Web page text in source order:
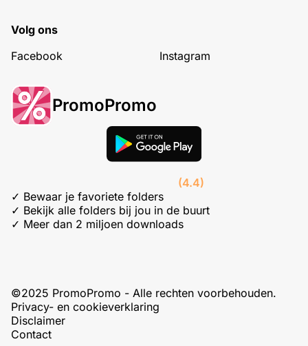
Volg ons
Facebook
Instagram
PromoPromo
(4.4)
✓ Bewaar je favoriete folders
✓ Bekijk alle folders bij jou in de buurt
✓ Meer dan 2 miljoen downloads
©2025 PromoPromo - Alle rechten voorbehouden.
Privacy- en cookieverklaring
Disclaimer
Contact